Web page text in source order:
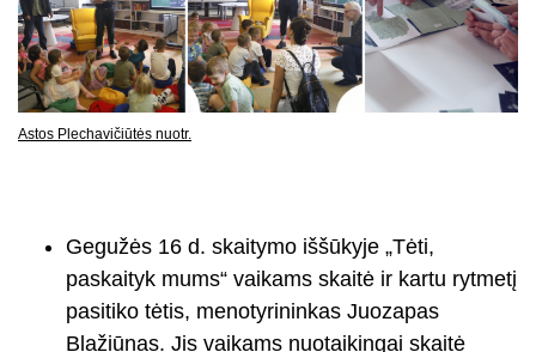
Astos Plechavičiūtės nuotr.
Gegužės 16 d. skaitymo iššūkyje „Tėti,
paskaityk mums“ vaikams skaitė ir kartu rytmetį
pasitiko tėtis, menotyrininkas Juozapas
Blažiūnas. Jis vaikams nuotaikingai skaitė